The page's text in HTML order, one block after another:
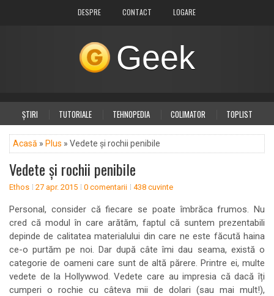
DESPRE CONTACT LOGARE
Geek
ȘTIRI TUTORIALE TEHNOPEDIA COLIMATOR
TOPLIST
DIVERSE
PLUS
Acasă » Plus » Vedete și rochii penibile
Vedete și rochii penibile
Ethos 27 apr. 2015 0 comentarii 438 cuvinte
Personal, consider că fiecare se poate îmbrăca frumos. Nu
cred că modul în care arătăm, faptul că suntem prezentabili
depinde de calitatea materialului din care ne este făcută haina
ce-o purtăm pe noi. Dar după câte îmi dau seama, există o
categorie de oameni care sunt de altă părere. Printre ei, multe
vedete de la Hollywwod. Vedete care au impresia că dacă îți
cumperi o rochie cu câteva mii de dolari (sau mai mult!),